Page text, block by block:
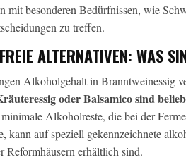
mit besonderen Bedürfnissen, wie
zu treffen.
ALTERNATIVEN: WAS
Alkoholgehalt in Branntweinessig
oder Balsamico sind
Alkoholreste, die bei der
kann auf speziell gekennzeichnete
Reformhäusern erhältlich sind.